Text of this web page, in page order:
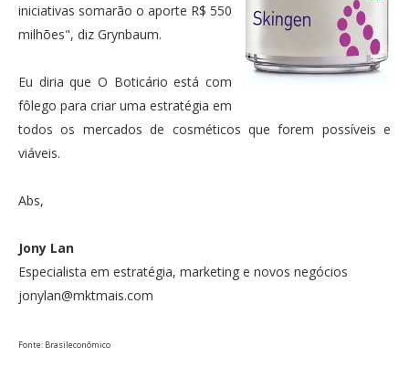
iniciativas somarão o aporte R$ 550
milhões", diz Grynbaum.
Eu diria que O Boticário está com
fôlego para criar uma estratégia em
todos os mercados de cosméticos que forem possíveis e
viáveis.
Abs,
Jony Lan
Especialista em estratégia, marketing e novos negócios
jonylan@mktmais.com
Fonte: Brasileconômico